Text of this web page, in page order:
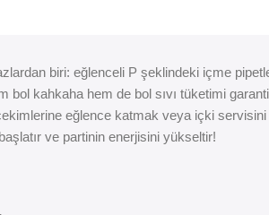
biri: eğlenceli P şeklindeki içme
bol kahkaha hem de bol sıvı tüketimi
eğlence katmak veya içki
ve partinin enerjisini yükseltir!